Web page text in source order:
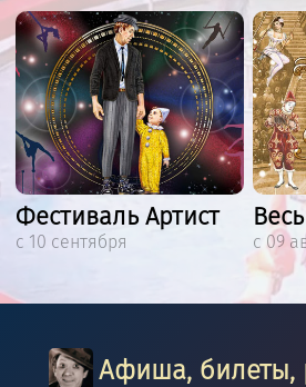
Фестиваль Артист
с 10 сентября с 09
Афиша, билеты,